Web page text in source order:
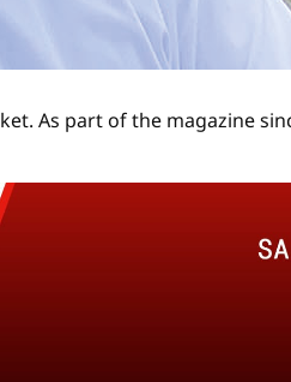
As part of the magazine